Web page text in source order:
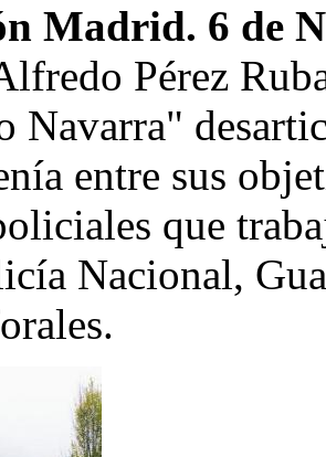
Madrid. 6 de
Pérez
Navarra"
entre sus
que
Nacional,